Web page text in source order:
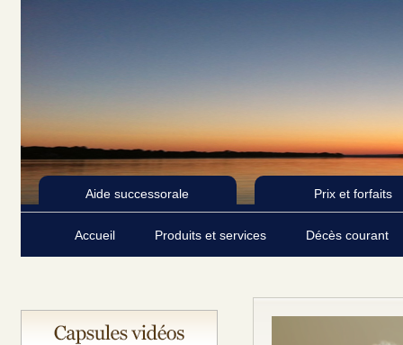
Aide successorale Prix et forfaits
Accueil Produits et services Décès courant